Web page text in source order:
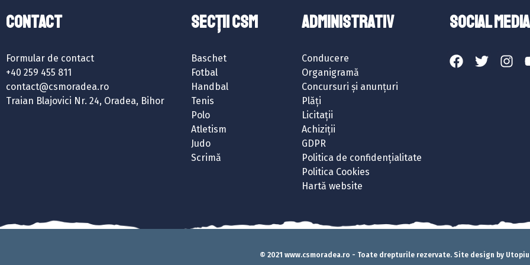
Contact
Formular de contact
+40 259 455 811
contact@csmoradea.ro
Traian Blajovici Nr. 24, Oradea, Bihor
SECȚII CSM
Baschet
Fotbal
Handbal
Tenis
Polo
Atletism
Judo
Scrimă
ADMINISTRATIV
Conducere
Organigramă
Concursuri și anunțuri
Plăți
Licitații
Achiziții
GDPR
Politica de confidențialitate
Politica Cookies
Hartă website
SOCIAL MEDIA
© 2021 www.csmoradea.ro - Toate drepturile rezervate. Site design by